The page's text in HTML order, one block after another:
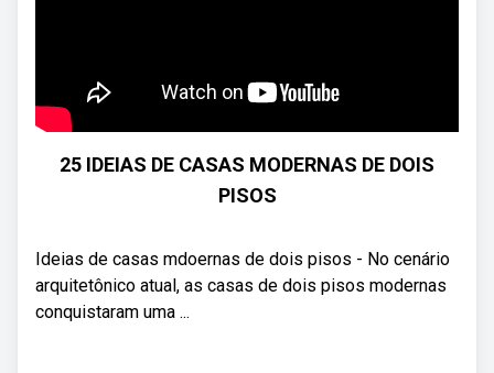
25 IDEIAS DE CASAS MODERNAS DE DOIS
PISOS
Ideias de casas mdoernas de dois pisos - No cenário
arquitetônico atual, as casas de dois pisos modernas
conquistaram uma ...